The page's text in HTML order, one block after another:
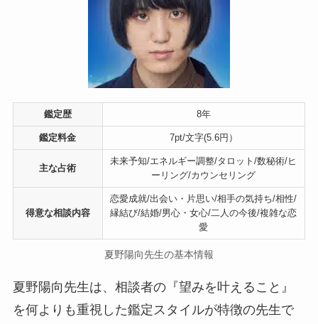
鑑定歴 8年
鑑定料金 7pt/文字(5.6円）
主な占術
未来予知/エネルギー調整/タロット/数秘術/ヒ
ーリング/カウンセリング
得意な相談内容
恋愛成就/出会い・片思い/相手の気持ち/相性/
縁結び/結婚/男心・女心/二人の今後/複雑な恋
愛
夏野陽向先生の基本情報
夏野陽向先生は、相談者の『望みを叶えること』
を何よりも重視した鑑定スタイルが特徴の先生で